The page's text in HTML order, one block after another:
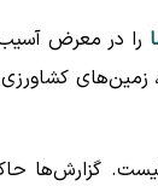
را در معرض
گزارش‌ها